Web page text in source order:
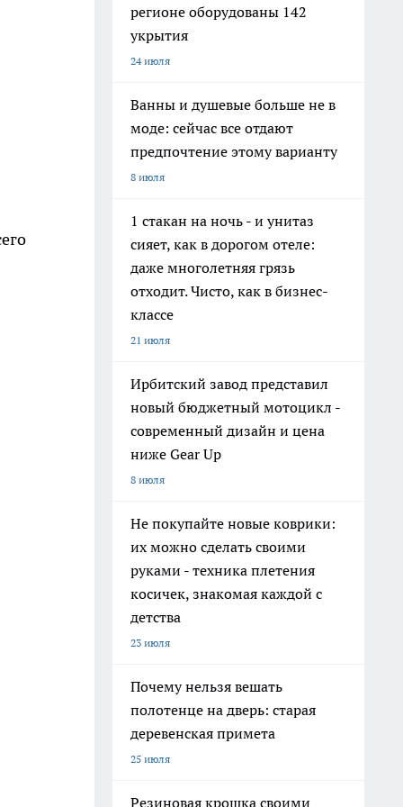
регионе оборудованы 142
укрытия
24 июля
Ванны и душевые больше не в
моде: сейчас все отдают
предпочтение этому варианту
8 июля
1 стакан на ночь - и унитаз
сияет, как в дорогом отеле:
даже многолетняя грязь
отходит. Чисто, как в бизнес-
классе
21 июля
Ирбитский завод представил
новый бюджетный мотоцикл -
современный дизайн и цена
ниже Gear Up
8 июля
Не покупайте новые коврики:
их можно сделать своими
руками - техника плетения
косичек, знакомая каждой с
детства
23 июля
Почему нельзя вешать
полотенце на дверь: старая
деревенская примета
25 июля
Резиновая крошка своими